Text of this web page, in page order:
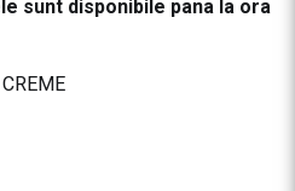
sunt disponibile pana la ora